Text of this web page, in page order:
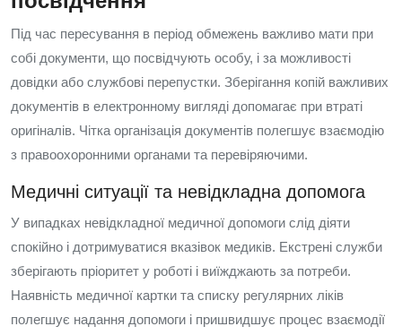
Під час пересування в період обмежень важливо мати при
собі документи, що посвідчують особу, і за можливості
довідки або службові перепустки. Зберігання копій важливих
документів в електронному вигляді допомагає при втраті
оригіналів. Чітка організація документів полегшує взаємодію
з правоохоронними органами та перевіряючими.
Медичні ситуації та невідкладна допомога
У випадках невідкладної медичної допомоги слід діяти
спокійно і дотримуватися вказівок медиків. Екстрені служби
зберігають пріоритет у роботі і виїжджають за потреби.
Наявність медичної картки та списку регулярних ліків
полегшує надання допомоги і пришвидшує процес взаємодії